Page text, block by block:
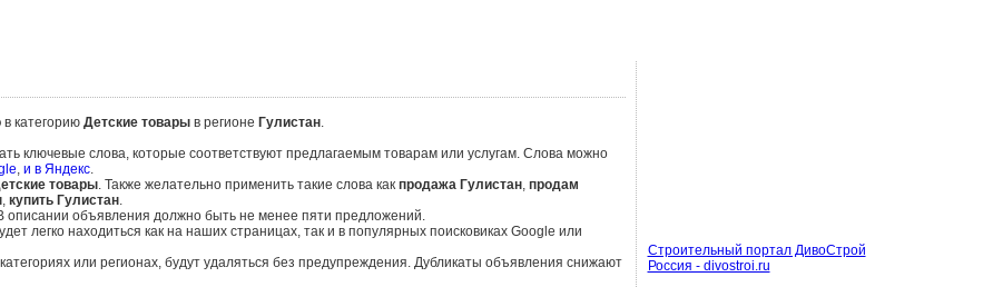
в категорию Детские товарыв регионе Гулистан.
ключевые слова, которые соответствуют предлагаемым товарам или услугам. Слова можно
, и в Яндекс.
товары. Также желательно применить такие слова как продажа Гулистан, продам
, купить Гулистан.
описании объявления должно быть не менее пяти предложений.
легко находиться как на наших страницах, так и в популярных поисковиках Google или
или регионах, будут удаляться без предупреждения. Дубликаты объявления снижают
Строительный портал ДивоСтрой
Россия - divostroi.ru